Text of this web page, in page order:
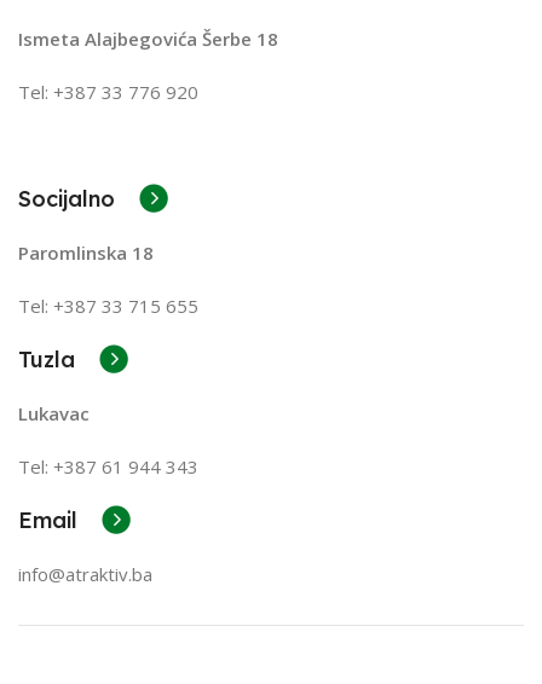
Ismeta Alajbegovića Šerbe 18
Tel: +387 33 776 920
Socijalno
Paromlinska 18
Tel: +387 33 715 655
Tuzla
Lukavac
Tel: +387 61 944 343
Email
info@atraktiv.ba